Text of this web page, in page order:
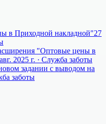
в Приходной накладной"27
"Оптовые цены в
2025 г. · Служба заботы
задании с выводом на
заботы